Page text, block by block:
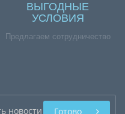
ВЫГОДНЫЕ
УСЛОВИЯ
Предлагаем сотрудничество
Готово